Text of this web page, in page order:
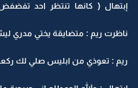
إبتهال ( كانها تنتظر احد
ناظرت ريم : متضايقة يختي مدري
ريم : تعوذي من ابليس صلي لك